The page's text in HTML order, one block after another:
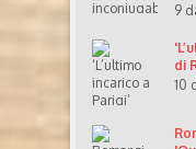
9
di
10